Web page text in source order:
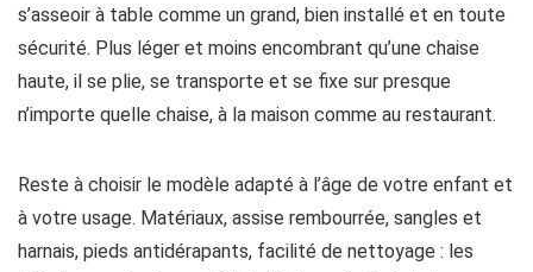
s’asseoir à table comme un grand, bien installé et en toute
sécurité. Plus léger et moins encombrant qu’une chaise
haute, il se plie, se transporte et se fixe sur presque
n’importe quelle chaise, à la maison comme au restaurant.
Reste à choisir le modèle adapté à l’âge de votre enfant et
à votre usage. Matériaux, assise rembourrée, sangles et
harnais, pieds antidérapants, facilité de nettoyage : les